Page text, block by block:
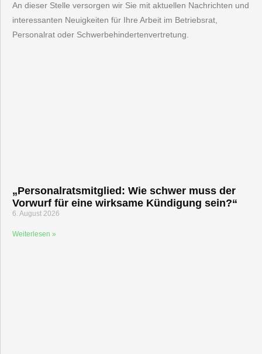
An dieser Stelle versorgen wir Sie mit aktuellen Nachrichten und
interessanten Neuigkeiten für Ihre Arbeit im Betriebsrat,
Personalrat oder Schwerbehindertenvertretung.
„Personalratsmitglied: Wie schwer muss der
Vorwurf für eine wirksame Kündigung sein?“
6. August 2026
Weiterlesen »